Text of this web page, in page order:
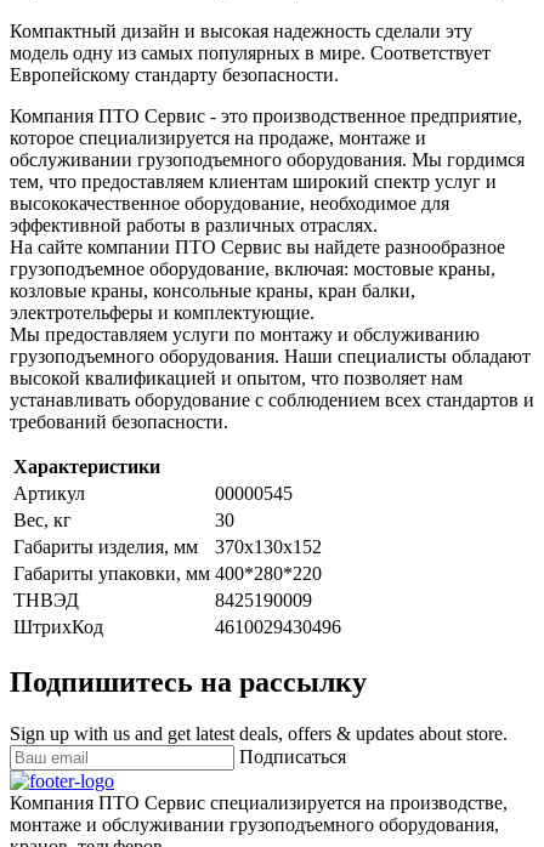
Компактный дизайн и высокая надежность сделали эту
модель одну из самых популярных в мире. Соответствует
Европейскому стандарту безопасности.
Компания ПТО Сервис - это производственное предприятие,
которое специализируется на продаже, монтаже и
обслуживании грузоподъемного оборудования. Мы гордимся
тем, что предоставляем клиентам широкий спектр услуг и
высококачественное оборудование, необходимое для
эффективной работы в различных отраслях.
На сайте компании ПТО Сервис вы найдете разнообразное
грузоподъемное оборудование, включая: мостовые краны,
козловые краны, консольные краны, кран балки,
электротельферы и комплектующие.
Мы предоставляем услуги по монтажу и обслуживанию
грузоподъемного оборудования. Наши специалисты обладают
высокой квалификацией и опытом, что позволяет нам
устанавливать оборудование с соблюдением всех стандартов и
требований безопасности.
Характеристики
Артикул
00000545
Вес, кг
30
Габариты изделия, мм
370х130х152
Габариты упаковки, мм 400*280*220
ТНВЭД
8425190009
ШтрихКод
4610029430496
Подпишитесь на рассылку
Sign up with us and get latest deals, offers & updates about store.
Подписаться
Компания ПТО Сервис специализируется на производстве,
монтаже и обслуживании грузоподъемного оборудования,